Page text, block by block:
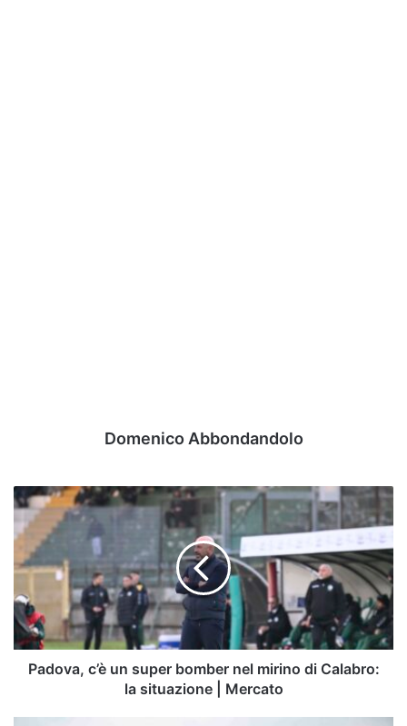
Domenico Abbondandolo
Padova,
c’è
un
super
bomber
mirino
di
Calabro:
Padova, c’è un super bomber nel mirino di Calabro:
la situazione | Mercato